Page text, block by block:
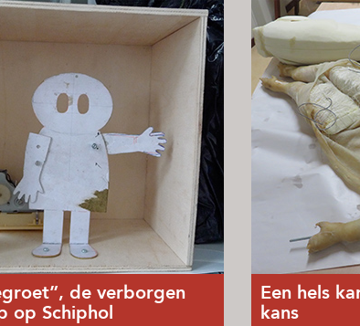
de verborgen
op Schiphol
Een hels
kans